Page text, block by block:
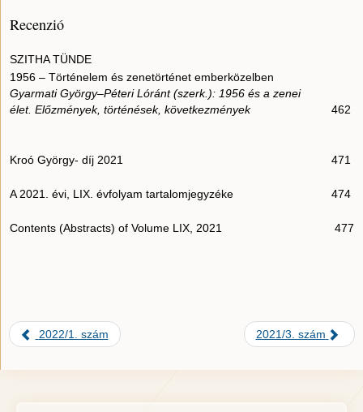
Recenzió
SZITHA TÜNDE
1956 – Történelem és zenetörténet emberközelben
Gyarmati György–Péteri Lóránt (szerk.): 1956 és a zenei
élet. Előzmények, történések, következmények
462
Kroó György- díj 2021 471
A 2021. évi, LIX. évfolyam tartalomjegyzéke 474
Contents (Abstracts) of Volume LIX, 2021 477
2022/1. szám 2021/3. szám